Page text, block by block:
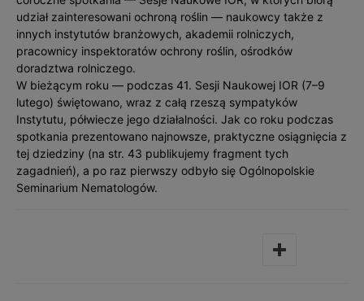
udział zainteresowani ochroną roślin — naukowcy także z
innych instytutów branżowych, akademii rolniczych,
pracownicy inspektoratów ochrony roślin, ośrodków
doradztwa rolniczego.
W bieżącym roku — podczas 41. Sesji Naukowej IOR (7–9
lutego) świętowano, wraz z całą rzeszą sympatyków
Instytutu, półwiecze jego działalności. Jak co roku podczas
spotkania prezentowano najnowsze, praktyczne osiągnięcia z
tej dziedziny (na str. 43 publikujemy fragment tych
zagadnień), a po raz pierwszy odbyło się Ogólnopolskie
Seminarium Nematologów.